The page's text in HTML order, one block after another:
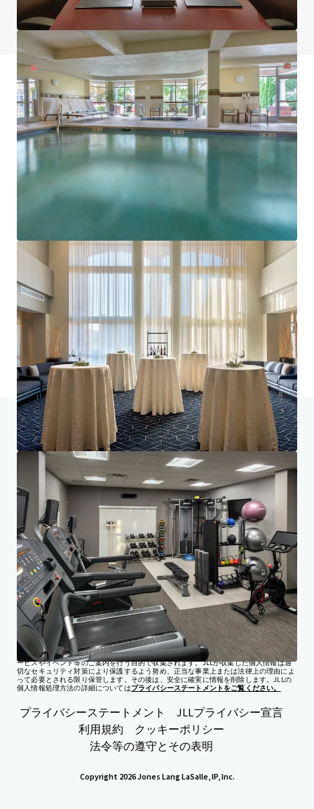
FAQページを見る
JLL ファイナンス
JLLは投資家の皆様と連携し、より賢い資金調達の構築
とポートフォリオ実績の最適化をご支援します。ぜひ私
たちのチームにお問い合わせいただき、新たな可能性を
詳細を見る
最終更新 Jun 29, 2026
ホーム 検索結果 Courtyard Basking Ridge
投資家センター
ご要望
会社
プライバシー通知
ジョーンズ ラング ラサール（JLL）並びにその子会社・関連会社は、不動産に関わるす
べてのサービスをグローバルに提供する総合不動産サービス会社です。JLLは責任をも
って自社で取り扱う個人情報を保護します。個人情報は、お問い合わせの対応、当社サ
ービスやイベント等のご案内を行う目的で収集されます。JLLが収集した個人情報は適
切なセキュリティ対策により保護するよう努め、正当な事業上または法律上の理由によ
って必要とされる限り保管します。その後は、安全に確実に情報を削除します。JLLの
個人情報処理方法の詳細についてはプライバシーステートメントをご覧ください。
プライバシーステートメント
JLLプライバシー宣言
利用規約
クッキーポリシー
法令等の遵守とその表明
Copyright 2026 Jones Lang LaSalle, IP, Inc.